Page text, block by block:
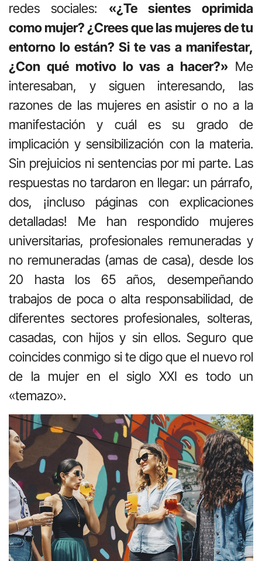
redes sociales: «¿Te sientes oprimida
como mujer? ¿Crees que las mujeres de tu
entorno lo están? Si te vas a manifestar,
¿Con qué motivo lo vas a hacer?» Me
interesaban, y siguen interesando, las
razones de las mujeres en asistir o no a la
manifestación y cuál es su grado de
implicación y sensibilización con la materia.
Sin prejuicios ni sentencias por mi parte. Las
respuestas no tardaron en llegar: un párrafo,
dos, ¡incluso páginas con explicaciones
detalladas! Me han respondido mujeres
universitarias, profesionales remuneradas y
no remuneradas (amas de casa), desde los
20 hasta los 65 años, desempeñando
trabajos de poca o alta responsabilidad, de
diferentes sectores profesionales, solteras,
casadas, con hijos y sin ellos. Seguro que
coincides conmigo si te digo que el nuevo rol
de la mujer en el siglo XXI es todo un
«temazo».